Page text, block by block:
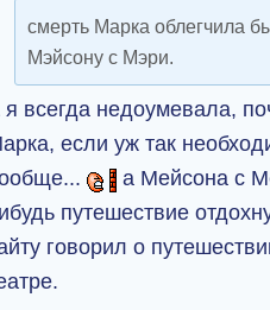
смерть Марка облегчила
Мэйсону с Мэри.
всегда недоумевала,
если уж так
а Мейсона с
путешествие
говорил о